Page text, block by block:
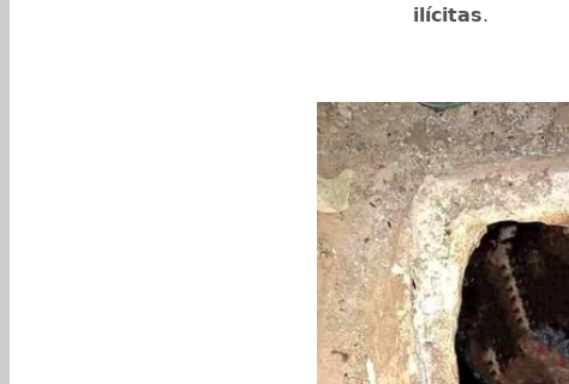
ilícitas.